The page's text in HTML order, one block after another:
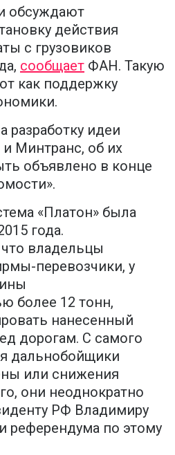
обсуждают
действия
с грузовиков
сообщает ФАН. Такую
как поддержку
разработку идеи
Минтранс, об их
объявлено в конце
«Платон» была
года.
владельцы
перевозчики, у
более 12 тонн,
нанесенный
дорогам. С самого
дальнобойщики
или снижения
они неоднократно
РФ Владимиру
референдума по этому